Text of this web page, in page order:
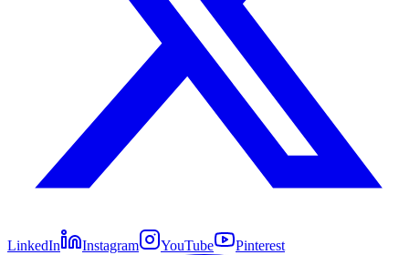
LinkedIn Instagram YouTube Pinterest